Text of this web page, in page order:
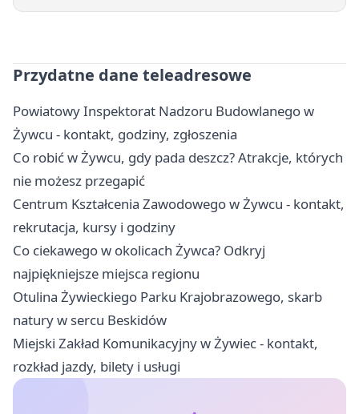
Przydatne dane teleadresowe
Powiatowy Inspektorat Nadzoru Budowlanego w
Żywcu - kontakt, godziny, zgłoszenia
Co robić w Żywcu, gdy pada deszcz? Atrakcje, których
nie możesz przegapić
Centrum Kształcenia Zawodowego w Żywcu - kontakt,
rekrutacja, kursy i godziny
Co ciekawego w okolicach Żywca? Odkryj
najpiękniejsze miejsca regionu
Otulina Żywieckiego Parku Krajobrazowego, skarb
natury w sercu Beskidów
Miejski Zakład Komunikacyjny w Żywiec - kontakt,
rozkład jazdy, bilety i usługi